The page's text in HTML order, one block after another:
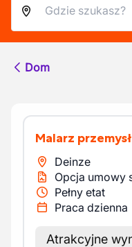
Dom
Malarz
Deinze
Opcja umowy
Pełny etat
Praca dzienna
Atrakcyjne